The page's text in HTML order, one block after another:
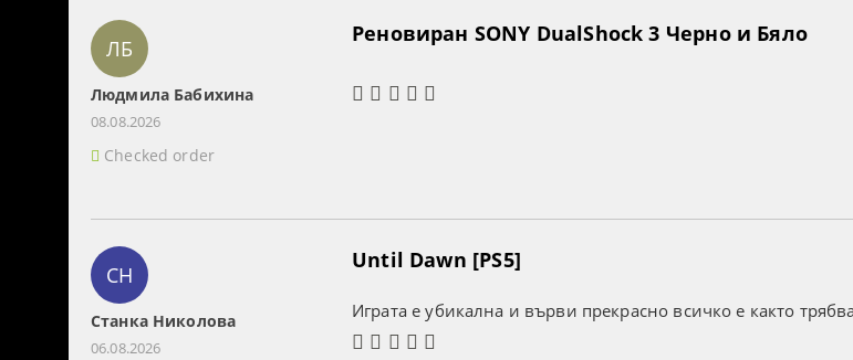
ЛБ
Людмила Бабихина
08.08.2026
Checked order
Реновиран SONY DualShock 3 Черно и Бяло
СН
Станка Николова
06.08.2026
Until Dawn [PS5]
Играта е убикална и върви прекрасно всичко е както